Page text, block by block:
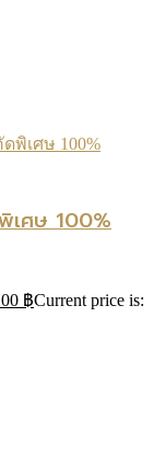
ศษ 100%
฿Current price is: